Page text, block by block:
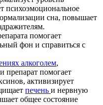
психоэмоциональное
сна, повышает
помогает
фон и справиться с
алкоголем,
препарат помогает
активизирует
печень и нервную
общее состояние